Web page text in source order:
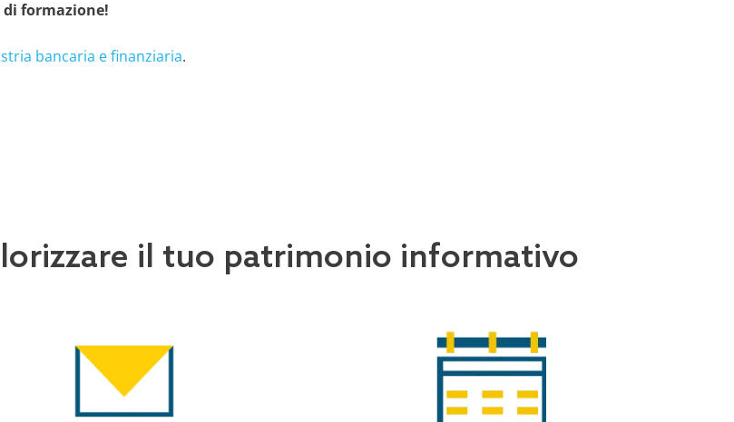
formazione!
bancaria e finanziaria.
il tuo patrimonio informativo